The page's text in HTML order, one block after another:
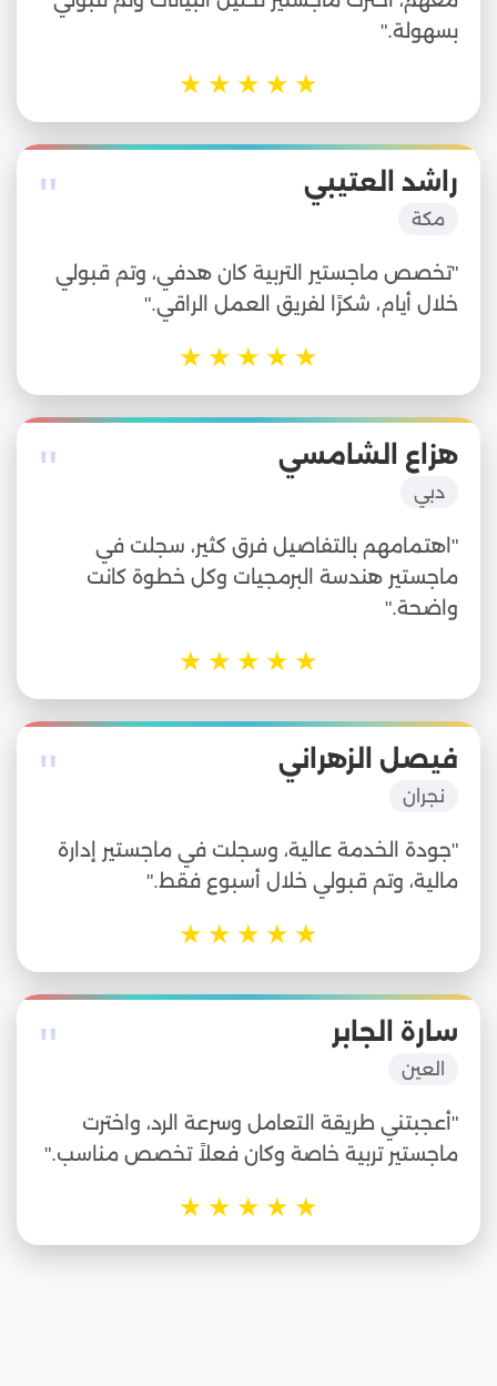
بسهولة."
★
★
★
★
★
" راشد العتيبي
مكة
"تخصص ماجستير التربية كان هدفي، وتم قبولي
خلال أيام، شكرًا لفريق العمل الراقي."
★
★
★
★
★
" هزاع الشامسي
دبي
"اهتمامهم بالتفاصيل فرق كثير، سجلت في
ماجستير هندسة البرمجيات وكل خطوة كانت
واضحة."
★
★
★
★
★
" فيصل الزهراني
نجران
"جودة الخدمة عالية، وسجلت في ماجستير إدارة
مالية، وتم قبولي خلال أسبوع فقط."
★
★
★
★
★
" سارة الجابر
العين
"أعجبتني طريقة التعامل وسرعة الرد، واخترت
ماجستير تربية خاصة وكان فعلاً تخصص مناسب."
★
★
★
★
★